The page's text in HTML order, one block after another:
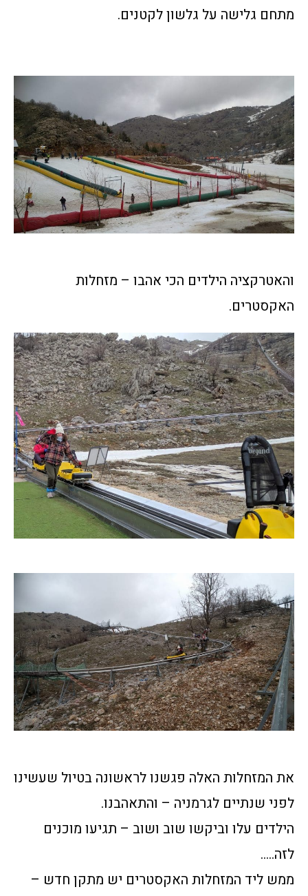
מתחם גלישה על גלשון לקטנים.
והאטרקציה הילדים הכי אהבו – מזחלות
האקסטרים.
את המזחלות האלה פגשנו לראשונה בטיול שעשינו
לפני שנתיים לגרמניה – והתאהבנו.
הילדים עלו וביקשו שוב ושוב – תגיעו מוכנים
לזה…..
ממש ליד המזחלות האקסטרים יש מתקן חדש –